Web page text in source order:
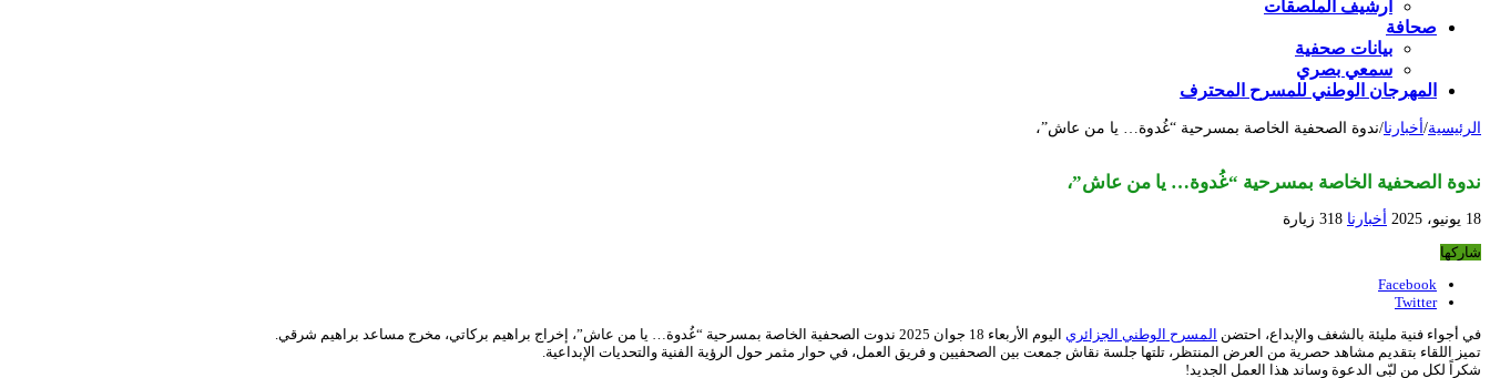
أرشيف الملصقات
صحافة
بيانات صحفية
سمعي بصري
المهرجان الوطني للمسرح المحترف
الرئيسية/ أخبارنا/ندوة الصحفية الخاصة بمسرحية “غُدوة… يا من عاش”،
ندوة الصحفية الخاصة بمسرحية “غُدوة… يا من عاش”،
18 يونيو، 2025 أخبارنا 318 زيارة
شاركها
Facebook
Twitter
في أجواء فنية مليئة بالشغف والإبداع، احتضن المسرح الوطني الجزائري اليوم الأربعاء 18 جوان 2025 ندوت الصحفية الخاصة بمسرحية “غُدوة… يا من عاش”، إخراج براهيم بركاتي، مخرج مساعد براهيم شرقي.
تميز اللقاء بتقديم مشاهد حصرية من العرض المنتظر، تلتها جلسة نقاش جمعت بين الصحفيين و فريق العمل، في حوار مثمر حول الرؤية الفنية والتحديات الإبداعية.
شكراً لكل من لبّى الدعوة وساند هذا العمل الجديد!